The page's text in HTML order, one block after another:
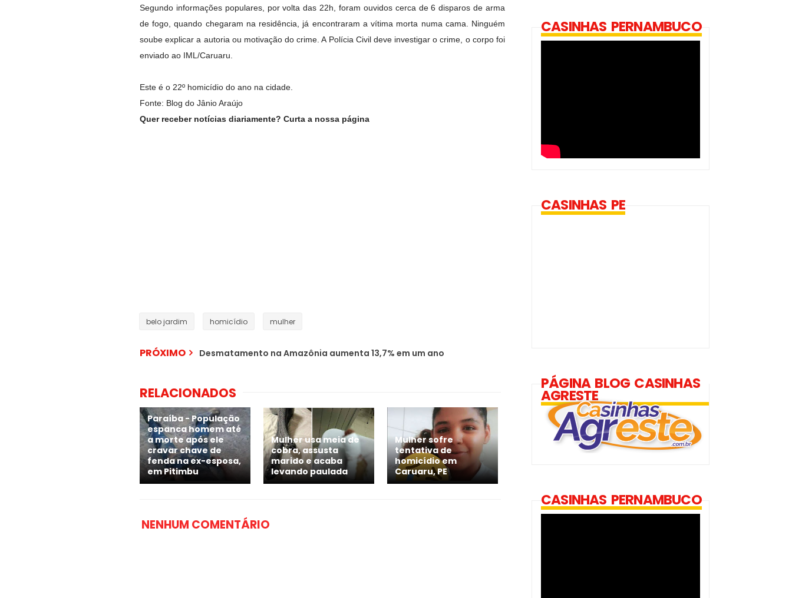
Segundo informações populares, por volta das 22h, foram ouvidos cerca de 6 disparos de arma
de fogo, quando chegaram na residência, já encontraram a vítima morta numa cama. Ninguém
soube explicar a autoria ou motivação do crime. A Polícia Civil deve investigar o crime, o corpo foi
enviado ao IML/Caruaru.
Este é o 22º homicídio do ano na cidade.
Fonte: Blog do Jânio Araújo
Quer receber notícias diariamente? Curta a nossa página
belo jardim homicídio mulher
PRÓXIMO Desmatamento na Amazônia aumenta 13,7% em um ano
RELACIONADOS
Paraíba - População
espanca homem até
a morte após ele
cravar chave de
fenda na ex-esposa,
em Pitimbu
Mulher usa meia de
cobra, assusta
marido e acaba
levando paulada
Mulher sofre
tentativa de
homicídio em
Caruaru, PE
NENHUM COMENTÁRIO
CASINHAS PERNAMBUCO
CASINHAS PE
PÁGINA BLOG CASINHAS
AGRESTE
CASINHAS PERNAMBUCO